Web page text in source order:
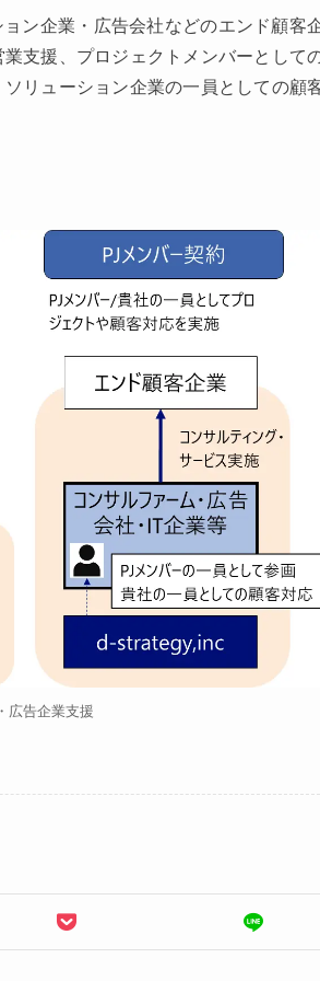
ン企業・広告会社などのエンド顧客
支援、プロジェクトメンバーとして
リューション企業の一員としての顧
広告企業支援